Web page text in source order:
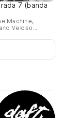
7 (banda
Machine,
Veloso...